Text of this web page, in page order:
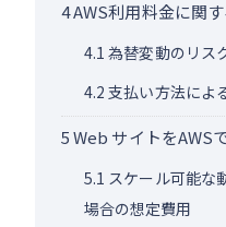
4AWS利用料金に関
4.1 為替変動のリス
4.2 支払い方法によ
5Web サイトをAWS
5.1 スケール可能な
場合の想定費用